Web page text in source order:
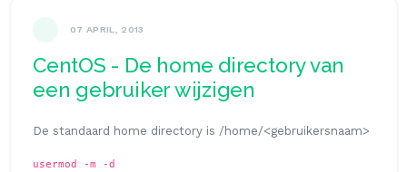
07 APRIL, 2013
CentOS - De home directory van
een gebruiker wijzigen
De standaard home directory is /home/<gebruikersnaam>
usermod -m -d